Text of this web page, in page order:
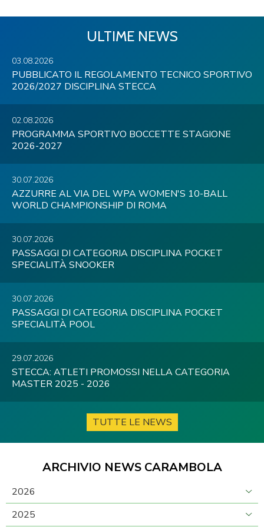
ULTIME NEWS
03.08.2026
PUBBLICATO IL REGOLAMENTO TECNICO SPORTIVO
2026/2027 DISCIPLINA STECCA
02.08.2026
PROGRAMMA SPORTIVO BOCCETTE STAGIONE
2026-2027
30.07.2026
AZZURRE AL VIA DEL WPA WOMEN'S 10-BALL
WORLD CHAMPIONSHIP DI ROMA
30.07.2026
PASSAGGI DI CATEGORIA DISCIPLINA POCKET
SPECIALITÀ SNOOKER
30.07.2026
PASSAGGI DI CATEGORIA DISCIPLINA POCKET
SPECIALITÀ POOL
29.07.2026
STECCA: ATLETI PROMOSSI NELLA CATEGORIA
MASTER 2025 - 2026
TUTTE LE NEWS
ARCHIVIO NEWS CARAMBOLA
2026
2025